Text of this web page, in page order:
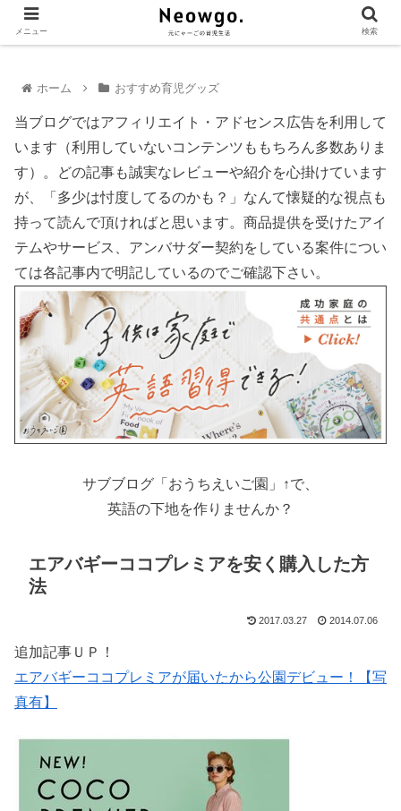
ホーム おすすめ育児グッズ
当ブログではアフィリエイト・アドセンス広告を利用して
います（利用していないコンテンツももちろん多数ありま
す）。どの記事も誠実なレビューや紹介を心掛けています
が、「多少は忖度してるのかも？」なんて懐疑的な視点も
持って読んで頂ければと思います。商品提供を受けたアイ
テムやサービス、アンバサダー契約をしている案件につい
ては各記事内で明記しているのでご確認下さい。
サブブログ「おうちえいご園」↑で、
英語の下地を作りませんか？
エアバギーココプレミアを安く購入した方
法
2017.03.27 2014.07.06
追加記事ＵＰ！
エアバギーココプレミアが届いたから公園デビュー！【写
真有】
メニュー 検索